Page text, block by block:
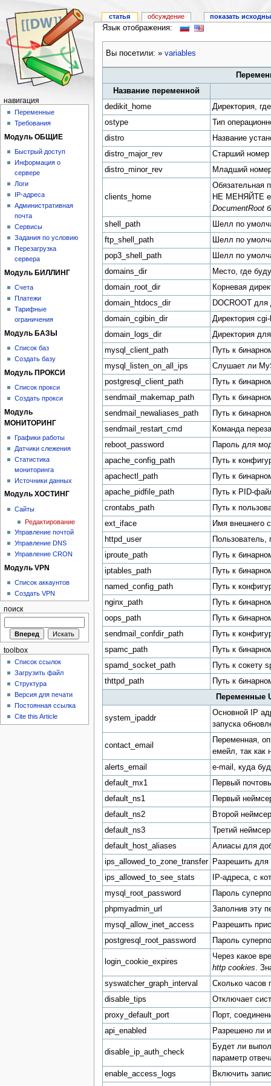
Язык отображения:
Вы посетили: » variables
Название переменной
dedikit_home
Директория,
ostype
Тип
distro
Название
distro_major_rev
Старший номер
distro_minor_rev
Младший номер
clients_home
Обязательная
НЕ МЕНЯЙТЕ
DocumentRoot
shell_path
Шелл по
ftp_shell_path
Шелл по
pop3_shell_path
Шелл по
domains_dir
Место, где
domain_root_dir
Корневая
domain_htdocs_dir
DOCROOT
domain_cgibin_dir
Директория
domain_logs_dir
Директория
mysql_client_path
Путь к
mysql_listen_on_all_ips
Слушает ли
postgresql_client_path
Путь к
sendmail_makemap_path
Путь к
sendmail_newaliases_path
Путь к
sendmail_restart_cmd
Команда
reboot_password
Пароль для
apache_config_path
Путь к
apachectl_path
Путь к
apache_pidfile_path
Путь к PID-
crontabs_path
Путь к
ext_iface
Имя внешнего
httpd_user
Пользователь,
iproute_path
Путь к
iptables_path
Путь к
named_config_path
Путь к
nginx_path
Путь к
oops_path
Путь к
sendmail_confdir_path
Путь к
spamc_path
Путь к
spamd_socket_path
Путь к сокету
thttpd_path
Путь к
Переменные
system_ipaddr
Основной IP
запуска
contact_email
Переменная,
емейл, так как
alerts_email
e-mail, куда
default_mx1
Первый
default_ns1
Первый
default_ns2
Второй
default_ns3
Третий
default_host_aliases
Алиасы для
ips_allowed_to_zone_transfer
Разрешить
ips_allowed_to_see_stats
IP-адреса, с
mysql_root_password
Пароль
phpmyadmin_url
Заполнив эту
mysql_allow_inet_access
Разрешить
postgresql_root_password
Пароль
login_cookie_expires
Через какое
http cookies .
syswatcher_graph_interval
Сколько часов
disable_tips
Отключает
proxy_default_port
Порт,
api_enabled
Разрешено ли
disable_ip_auth_check
Будет ли
параметр
enable_access_logs
Включить
статья обсуждение показать
навигация
Переменные
Требования
Модуль ОБЩИЕ
Быстрый доступ
Информация о
сервере
Логи
IP-адреса
Административная
почта
Сервисы
Задания по условию
Перезагрузка
сервера
Модуль БИЛЛИНГ
Счета
Платежи
Тарифные
ограничения
Модуль БАЗЫ
Список баз
Создать базу
Модуль ПРОКСИ
Список прокси
Создать прокси
Модуль
МОНИТОРИНГ
Графики работы
Датчики слежения
Статистика
мониторинга
Источники данных
Модуль ХОСТИНГ
Сайты
Редактирование
Управление почтой
Управление DNS
Управление CRON
Модуль VPN
Список аккаунтов
Создать VPN
поиск
toolbox
Список ссылок
Загрузить файл
Структура
Версия для печати
Постоянная ссылка
Cite this Article